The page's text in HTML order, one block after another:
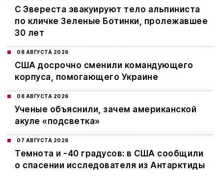
С Эвереста эвакуируют тело альпиниста
по кличке Зеленые Ботинки, пролежавшее
30 лет
08 АВГУСТА 2026
США досрочно сменили командующего
корпуса, помогающего Украине
08 АВГУСТА 2026
Ученые объяснили, зачем американской
акуле «подсветка»
07 АВГУСТА 2026
Темнота и -40 градусов: в США сообщили
о спасении исследователя из Антарктиды